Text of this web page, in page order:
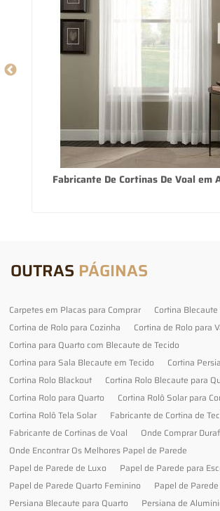
Fabricante De Cortinas De Voal em
OUTRAS PÁGINAS
Carpetes em Placas para Comprar
Cortina Blecaute
Cortina de Rolo para Cozinha
Cortina de Rolo para
Cortina para Quarto com Blecaute de Tecido
Cortina para Sala Blecaute em Tecido
Cortina
Cortina Rolo Blackout
Cortina Rolo Blecaute para
Cortina Rolo para Quarto
Cortina Rolô Solar para
Cortina Rolô Tela Solar
Fabricante de Cortina de
Fabricante de Cortinas de Voal
Onde Comprar
Onde Encontrar Os Melhores Papel de Parede
Papel de Parede de Luxo
Papel de Parede para
Papel de Parede Quarto Feminino
Papel de
Persiana Blecaute para Quarto
Persiana de